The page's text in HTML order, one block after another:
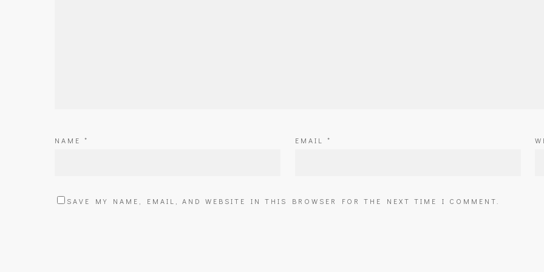
NAME * EMAIL *
SAVE MY NAME, EMAIL, AND WEBSITE IN THIS BROWSER FOR THE NEXT TIME I COMMENT.